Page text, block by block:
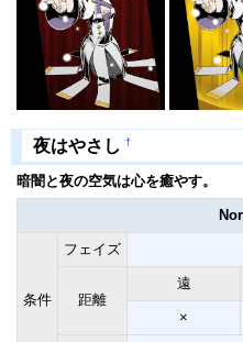
夜はやさし †
暗闇と夜の空気は心を癒やす。
条件
フェイズ
距離
遠
×